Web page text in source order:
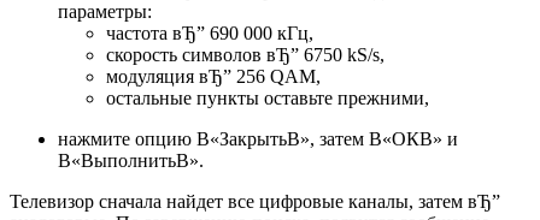
параметры:
частота вЂ” 690 000 кГц,
скорость символов вЂ” 6750 kS/s,
модуляция вЂ” 256 QAM,
остальные пункты оставьте прежними,
нажмите опцию В«ЗакрытьВ», затем В«ОКВ» и
В«ВыполнитьВ».
Телевизор сначала найдет все цифровые каналы, затем вЂ”